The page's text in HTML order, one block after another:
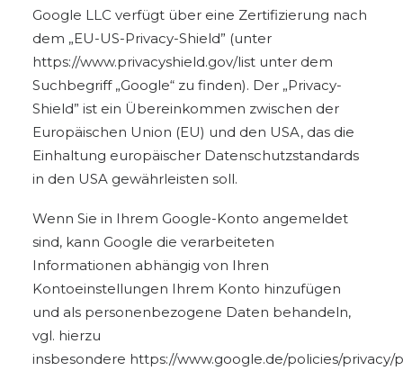
Google LLC verfügt über eine Zertifizierung nach
dem „EU-US-Privacy-Shield” (unter
https://www.privacyshield.gov/list unter dem
Suchbegriff „Google“ zu finden). Der „Privacy-
Shield” ist ein Übereinkommen zwischen der
Europäischen Union (EU) und den USA, das die
Einhaltung europäischer Datenschutzstandards
in den USA gewährleisten soll.
Wenn Sie in Ihrem Google-Konto angemeldet
sind, kann Google die verarbeiteten
Informationen abhängig von Ihren
Kontoeinstellungen Ihrem Konto hinzufügen
und als personenbezogene Daten behandeln,
vgl. hierzu
insbesondere https://www.google.de/policies/privacy/